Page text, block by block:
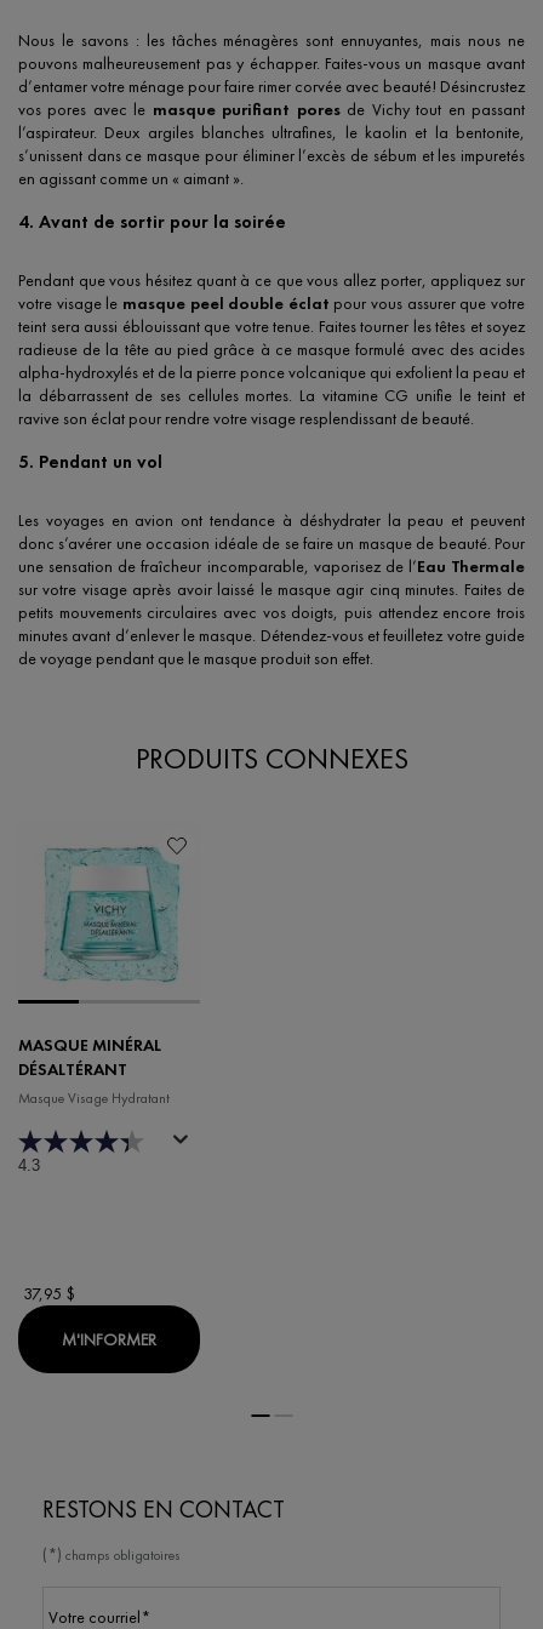
Nous le savons : les tâches ménagères sont ennuyantes, mais nous ne
pouvons malheureusement pas y échapper. Faites-vous un masque avant
d’entamer votre ménage pour faire rimer corvée avec beauté! Désincrustez
vos pores avec le masque purifiant poresde Vichy tout en passant
l’aspirateur. Deux argiles blanches ultrafines, le kaolin et la bentonite,
s’unissent dans ce masque pour éliminer l’excès de sébum et les impuretés
en agissant comme un « aimant ».
4. Avant de sortir pour la soirée
Pendant que vous hésitez quant à ce que vous allez porter, appliquez sur
votre visage le masque peel double éclat pour vous assurer que votre
teint sera aussi éblouissant que votre tenue. Faites tourner les têtes et soyez
radieuse de la tête au pied grâce à ce masque formulé avec des acides
alpha-hydroxylés et de la pierre ponce volcanique qui exfolient la peau et
la débarrassent de ses cellules mortes. La vitamine CG unifie le teint et
ravive son éclat pour rendre votre visage resplendissant de beauté.
5. Pendant un vol
Les voyages en avion ont tendance à déshydrater la peau et peuvent
donc s’avérer une occasion idéale de se faire un masque de beauté. Pour
une sensation de fraîcheur incomparable, vaporisez de l’Eau Thermale
sur votre visage après avoir laissé le masque agir cinq minutes. Faites de
petits mouvements circulaires avec vos doigts, puis attendez encore trois
minutes avant d’enlever le masque. Détendez-vous et feuilletez votre guide
de voyage pendant que le masque produit son effet.
PRODUITS CONNEXES
MASQUE MINÉRAL
DÉSALTÉRANT
Masque Visage Hydratant
4.3
37,95 $
M'INFORMER WHEN THE MASQUE MINÉRAL DÉSALTÉRANT IS
RESTONS EN CONTACT
(*) champs obligatoires
Votre courriel*